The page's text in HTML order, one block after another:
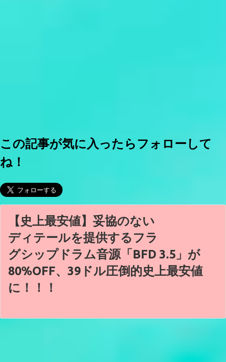
この記事が気に入ったらフォローして
ね！
【史上最安値】妥協のない
ディテールを提供するフラ
グシップドラム音源「BFD 3.5」が
80%OFF、39ドル圧倒的史上最安値
に！！！